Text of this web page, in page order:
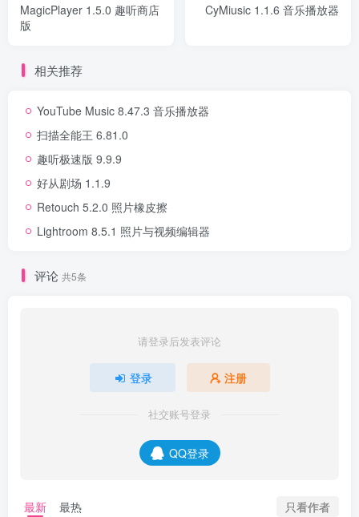
MagicPlayer 1.5.0 趣听商店
版
CyMiusic 1.1.6 音乐播放器
相关推荐
YouTube Music 8.47.3 音乐播放器
扫描全能王 6.81.0
趣听极速版 9.9.9
好从剧场 1.1.9
Retouch 5.2.0 照片橡皮擦
Lightroom 8.5.1 照片与视频编辑器
评论 共5条
请登录后发表评论
登录 注册
社交账号登录
QQ登录
最新 最热 只看作者